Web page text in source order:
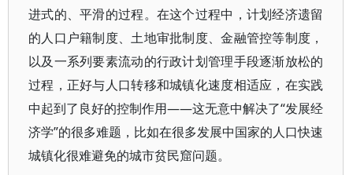
进式的、平滑的过程。在这个过程中，计划经济遗留
的人口户籍制度、土地审批制度、金融管控等制度，
以及一系列要素流动的行政计划管理手段逐渐放松的
过程，正好与人口转移和城镇化速度相适应，在实践
中起到了良好的控制作用——这无意中解决了“发展经
济学”的很多难题，比如在很多发展中国家的人口快速
城镇化很难避免的城市贫民窟问题。